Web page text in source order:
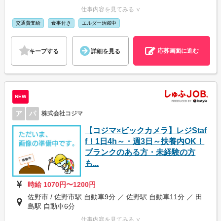
仕事内容を見てみる ∨
交通費支給 食事付き エルダー活躍中
キープする 詳細を見る 応募画面に進む
NEW
ア パ 株式会社コジマ
【コジマ×ビックカメラ】レジStaf
f！1日4h～・週3日～扶養内OK！
ブランクのある方・未経験の方
も...
時給 1070円〜1200円
佐野市 / 佐野市駅 自動車9分 ／ 佐野駅 自動車11分 ／ 田
島駅 自動車6分